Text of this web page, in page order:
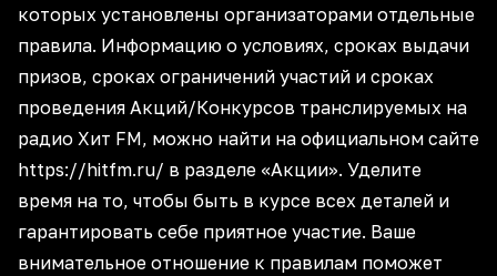
которых установлены организаторами отдельные
правила. Информацию о условиях, сроках выдачи
призов, сроках ограничений участий и сроках
проведения Акций/Конкурсов транслируемых на
радио Хит FM, можно найти на официальном сайте
https://hitfm.ru/ в разделе «Акции». Уделите
время на то, чтобы быть в курсе всех деталей и
гарантировать себе приятное участие. Ваше
внимательное отношение к правилам поможет